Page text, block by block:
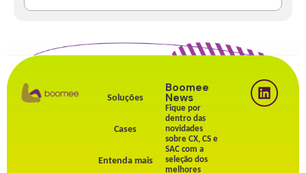
Soluções
Cases
Entenda mais
Boomee
News
Fique por
dentro das
novidades
sobre CX, CS e
SAC com a
seleção dos
melhores